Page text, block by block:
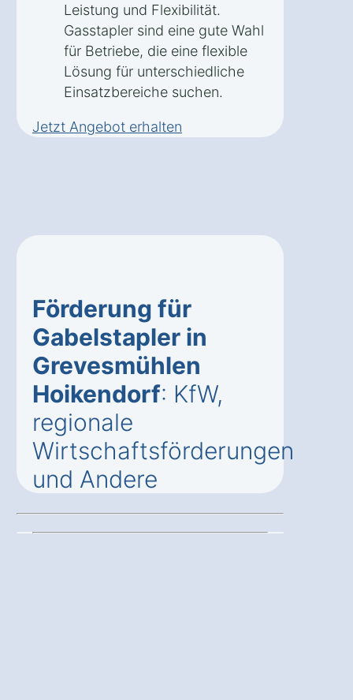
Leistung und Flexibilität.
Gasstapler sind eine gute Wahl
für Betriebe, die eine flexible
Lösung für unterschiedliche
Einsatzbereiche suchen.
Jetzt Angebot erhalten
Förderung für
Gabelstapler in
Grevesmühlen
Hoikendorf: KfW,
regionale
Wirtschaftsförderungen
und Andere